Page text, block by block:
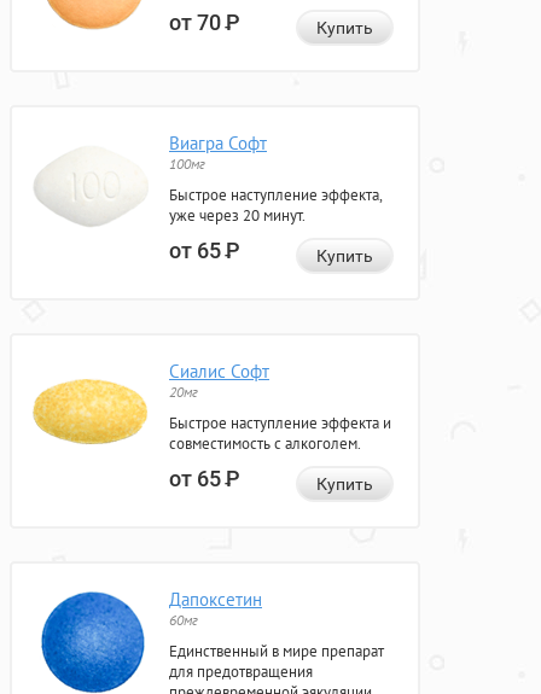
от 70Р Купить
Виагра Софт
100мг
Быстрое наступление эффекта,
уже через 20 минут.
от 65Р Купить
Сиалис Софт
20мг
Быстрое наступление эффекта и
совместимость с алкоголем.
от 65Р Купить
Дапоксетин
60мг
Единственный в мире препарат
для предотвращения